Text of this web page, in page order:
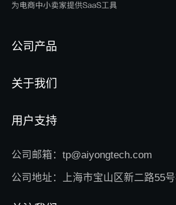
公司产品
关于我们
用户支持
公司邮箱：tp@aiyongtech.com
公司地址：上海市宝山区新二路55